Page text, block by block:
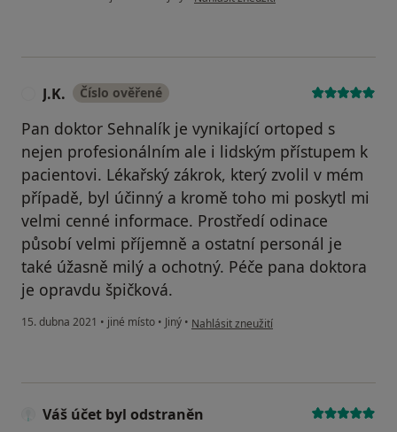
J.K. Číslo ověřené
Pan doktor Sehnalík je vynikající ortoped s
nejen profesionálním ale i lidským přístupem k
pacientovi. Lékařský zákrok, který zvolil v mém
případě, byl účinný a kromě toho mi poskytl mi
velmi cenné informace. Prostředí odinace
působí velmi příjemně a ostatní personál je
také úžasně milý a ochotný. Péče pana doktora
je opravdu špičková.
15. dubna 2021 • jiné místo • Jiný • podle názoru uživatele J.K.
Nahlásit zneužití
Váš účet byl odstraněn